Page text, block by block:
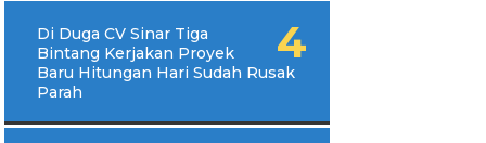
Di Duga CV Sinar Tiga
Bintang Kerjakan Proyek
Baru Hitungan Hari Sudah Rusak
Parah